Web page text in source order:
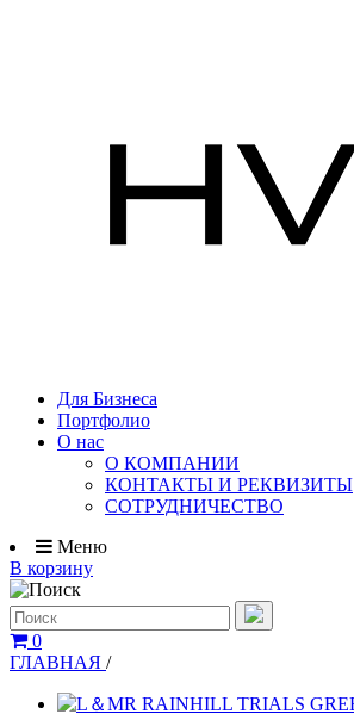
Для Бизнеса
Портфолио
О нас
О КОМПАНИИ
КОНТАКТЫ И РЕКВИЗИТЫ
СОТРУДНИЧЕСТВО
Меню
В корзину
0
ГЛАВНАЯ /